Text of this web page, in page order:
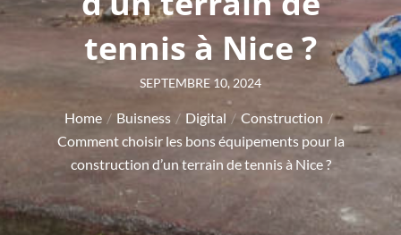
tennis à Nice ?
Posted
SEPTEMBRE 10, 2024
Home Buisness Digital
Construction
Comment choisir les bons équipements pour la
construction d’un terrain de tennis à Nice ?